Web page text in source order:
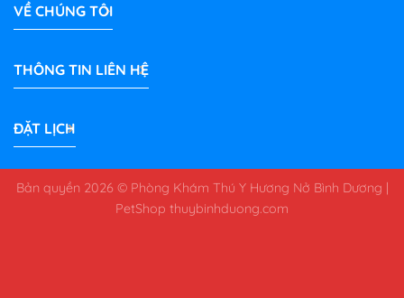
VỀ CHÚNG TÔI
THÔNG TIN LIÊN HỆ
ĐẶT LỊCH
Bản quyền 2026 © Phòng Khám Thú Y Hương Nở Bình Dương |
PetShop thuybinhduong.com